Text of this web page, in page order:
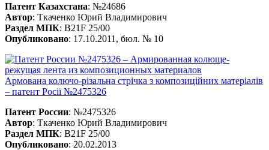
Патент Казахстана: №24686
Автор: Ткаченко Юрий Владимирович
Раздел МПК: B21F 25/00
Опубликовано: 17.10.2011, бюл. № 10
Армована колючо-різальна стрічка з композиційних матеріалів
– патент Росії №2475326
Патент России: №2475326
Автор: Ткаченко Юрий Владимирович
Раздел МПК: B21F 25/00
Опубликовано: 20.02.2013